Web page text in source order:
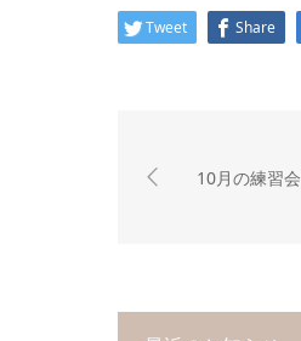
Tweet Share
10月の練習